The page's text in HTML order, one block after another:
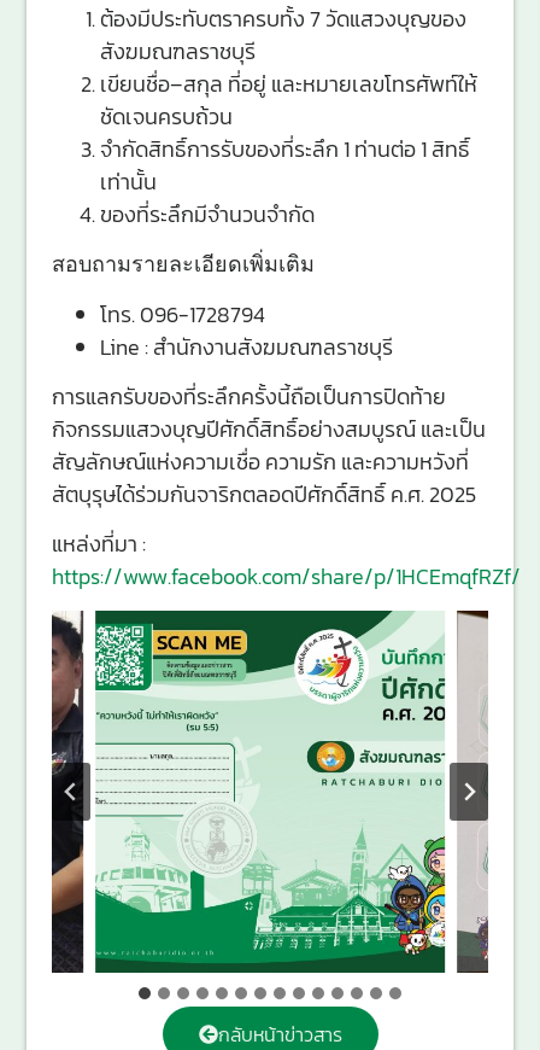
ต้องมีประทับตราครบทั้ง 7 วัดแสวงบุญของ
สังฆมณฑลราชบุรี
เขียนชื่อ–สกุล ที่อยู่ และหมายเลขโทรศัพท์ให้
ชัดเจนครบถ้วน
จำกัดสิทธิ์การรับของที่ระลึก 1 ท่านต่อ 1 สิทธิ์
เท่านั้น
ของที่ระลึกมีจำนวนจำกัด
สอบถามรายละเอียดเพิ่มเติม
โทร. 096-1728794
Line : สำนักงานสังฆมณฑลราชบุรี
การแลกรับของที่ระลึกครั้งนี้ถือเป็นการปิดท้าย
กิจกรรมแสวงบุญปีศักดิ์สิทธิ์อย่างสมบูรณ์ และเป็น
สัญลักษณ์แห่งความเชื่อ ความรัก และความหวังที่
สัตบุรุษได้ร่วมกันจาริกตลอดปีศักดิ์สิทธิ์ ค.ศ. 2025
แหล่งที่มา :
https://www.facebook.com/share/p/1HCEmqfRZf/
กลับหน้าข่าวสาร